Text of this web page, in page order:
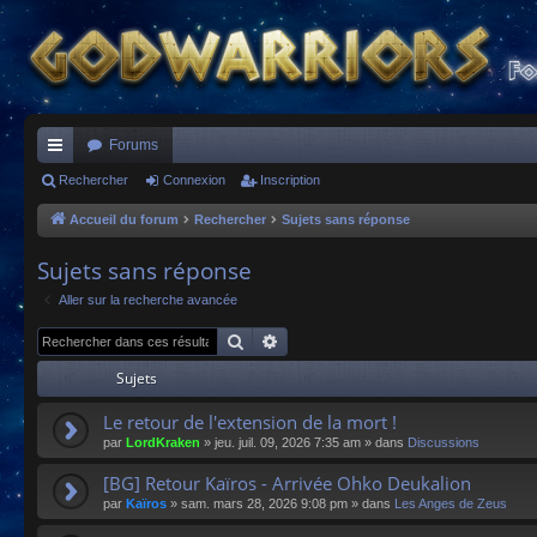
ac
co
s
Forums
Rechercher Connexion Inscription
Accueil du forum Rechercher Sujets sans réponse
Sujets sans réponse
Aller sur la recherche avancée
Rechercher
Sujets
Le retour de l'extension de la mort !
par LordKraken » jeu. juil. 09, 2026 7:35 am » dans Discussions
[BG] Retour Kaïros - Arrivée Ohko Deukalion
par Kaïros » sam. mars 28, 2026 9:08 pm » dans Les Anges de Zeus